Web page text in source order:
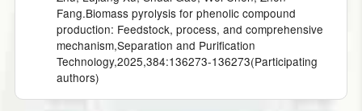
Fang.Biomass pyrolysis for phenolic compound
production: Feedstock, process, and comprehensive
mechanism,Separation and Purification
Technology,2025,384:136273-136273(Participating
authors)